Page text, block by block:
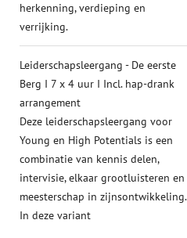
herkenning, verdieping en
verrijking.
Leiderschapsleergang - De eerste
Berg I 7 x 4 uur I Incl. hap-drank
arrangement
Deze leiderschapsleergang voor
Young en High Potentials is een
combinatie van kennis delen,
intervisie, elkaar grootluisteren en
meesterschap in zijnsontwikkeling.
In deze variant